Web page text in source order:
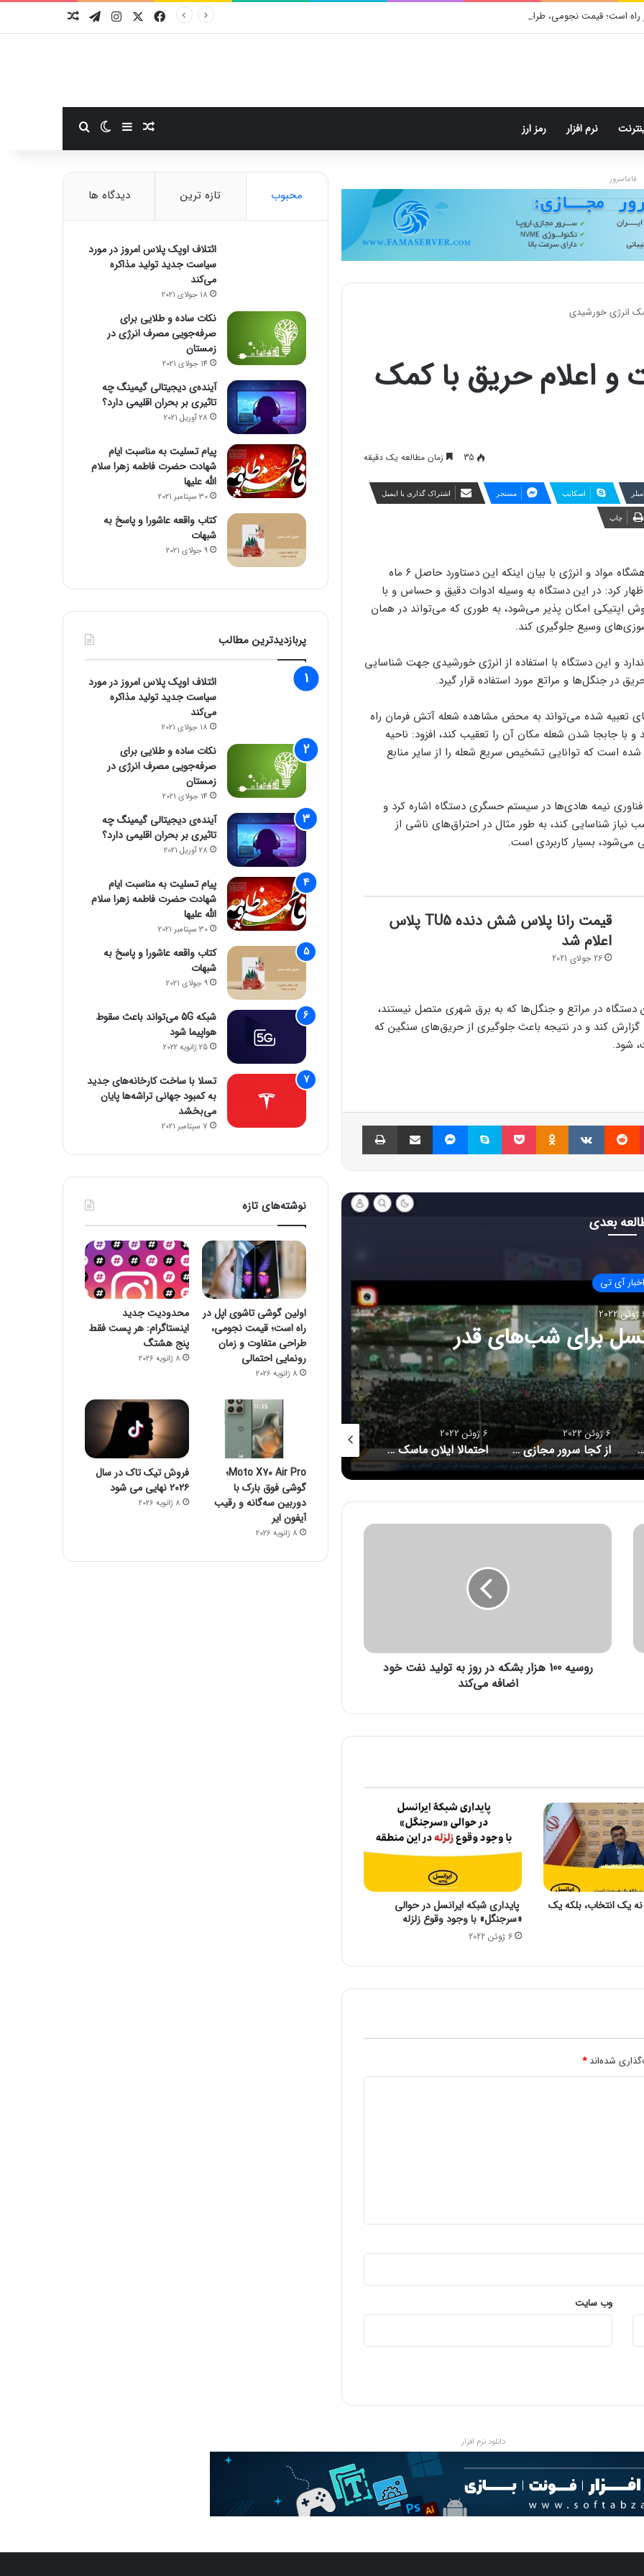
است؛ قیمت نجومی، طراحی متفاوت و زمان رونمایی احتمالی فیسبوکایکس اینستاگرام
تلگرام
نرم افزار رمز ارز نوشته تصادفی
سایدبارتغییر پوسته
فاماسرور
انرژی خورشیدی
اعلام حریق با کمک
35 زمان مطالعه یک دقیقه
اسکایپ مسنجر اشتراک گذاری با ایمیل
چاپ
، دکتر نیما نادری، عضو هیأت علمی پژوهشگاه مواد و انرژی با بیان اینکه این دستاورد حاصل ۶ ماه
کرد: در این دستگاه به وسیله ادوات دقیق و حساس و با
روش اپتیکی امکان پذیر می‌شود، به طوری که می‌تواند در همان
وسیع جلوگیری کند.
و این دستگاه با استفاده از انرژی خورشیدی جهت شناسایی
در جنگل‌ها و مراتع مورد استفاده قرار گیرد.
تعبیه شده می‌تواند به محض مشاهده شعله آتش فرمان راه
و با جابجا شدن شعله مکان آن را تعقیب کند، افزود: ناحیه
است که توانایی تشخیص سریع شعله را از سایر منابع
نیمه هادی‌ها در سیستم حسگری دستگاه اشاره کرد و
شناسایی کند، به طور مثال در احتراق‌های ناشی از
می‌شود، بسیار کاربردی است.
قیمت رانا پلاس شش دنده TU5 پلاس
اعلام شد
26 جولای 2021
دستگاه در مراتع و جنگل‌ها که به برق شهری متصل نیستند،
گزارش کند و در نتیجه باعث جلوگیری از حریق‌های سنگین که
شود.
پینتریست Reddit
VKontakte
Odnoklassniki پاکت اسکایپ مسنجر اشتراک گذاری با ایمیل
بعدی
اخبار آی تی
برای شب‌های قدر افتتاح دومین دوره طرح پژوهانه
دانشجویان
افتتاح دومین دوره طرح پژوهانه همراه با هدف حمایت از دانشجویان مستعد
6 ژوئن 2022
از کجا سرور مجازی بخریم؟
6 ژوئن 2022
احتمالا ایلان ماسک توئیتر را می خرد
6 ژوئن 2022
آپتین ،تنها زیرساخت ارتباطات بیسیم ابری در ایران
6 ژوئن 2022
فقط ۱۰ روز تا پایان مهلت شرکت در جشنوارۀ تولید محتوای دانا
ر
ه
ب
ر
ر
و
ز
ب
ه
و
ل
ف
ض
ا
روسیه 100 هزار بشکه در روز به تولید نفت خود
اضافه می‌کند
یک انتخاب، بلکه یک
پایداری شبکۀ ایرانسل در حوالی
«سرجنگل» با وجود وقوع زلزله
6 ژوئن 2022
شده‌اند*
وب‌ سایت
محبوب تازه ترین دیدگاه ها
ائتلاف اوپک پلاس امروز در مورد
سیاست جدید تولید مذاکره
می‌کند
18 جولای 2021
نکات ساده و طلایی برای
صرفه‌جویی مصرف انرژی در
زمستان
14 جولای 2021
آینده‌ی دیجیتالی گیمینگ چه
تاثیری بر بحران اقلیمی دارد؟
28 آوریل 2021
پیام تسلیت به مناسبت ایام
شهادت حضرت فاطمه زهرا سلام
الله علیها
30 سپتامبر 2021
کتاب واقعه عاشورا و پاسخ به
شبهات
9 جولای 2021
پربازدیدترین مطالب
ائتلاف اوپک پلاس امروز در مورد
سیاست جدید تولید مذاکره
می‌کند
18 جولای 2021
نکات ساده و طلایی برای
صرفه‌جویی مصرف انرژی در
زمستان
14 جولای 2021
آینده‌ی دیجیتالی گیمینگ چه
تاثیری بر بحران اقلیمی دارد؟
28 آوریل 2021
پیام تسلیت به مناسبت ایام
شهادت حضرت فاطمه زهرا سلام
الله علیها
30 سپتامبر 2021
کتاب واقعه عاشورا و پاسخ به
شبهات
9 جولای 2021
شبکه 5G می‌تواند باعث سقوط
هواپیما شود
25 ژانویه 2022
تسلا با ساخت کارخانه‌های جدید
به کمبود جهانی تراشه‌ها پایان
می‌بخشد
7 سپتامبر 2021
نوشته‌های تازه
اولین گوشی تاشوی اپل در
راه است؛ قیمت نجومی،
طراحی متفاوت و زمان
رونمایی احتمالی
8 ژانویه 2026
محدودیت جدید
اینستاگرام: هر پست فقط
پنج هشتگ
8 ژانویه 2026
Moto X70 Air Pro؛
گوشی فوق بارک با
دوربین سه‌گانه و رقیب
آیفون ایر
8 ژانویه 2026
فروش تیک تاک در سال
۲۰۲۶ نهایی می شود
8 ژانویه 2026
دانلود نرم افزار